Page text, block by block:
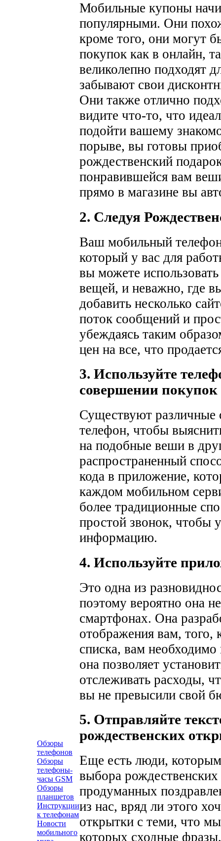
Обзоры
телефонов
Обзоры
телефоны-
часы GSM
Обзоры
планшетов
Инструкции
к телефонам
Новости
мобильного
Мобильные купоны
популярными. Они
кроме того, они могут
покупок как в онлайн,
великолепно подходят
забывают свои
Они также отлично
видите что-то, что
подойти вашему
порыве, вы готовы
рождественский
понравившейся вам
прямо в магазине вы
2. Следуя
Ваш мобильный
который у вас для
вы можете
вещей, и неважно, где
добавить несколько
поток сообщений и
убеждаясь таким
цен на все, что
3. Используйте
совершении покупок
Существуют различные
телефон, чтобы
на подобные веши в
распространенный
кода в приложение,
каждом мобильном
более традиционные
простой звонок, чтобы
информацию.
4. Используйте
Это одна из
поэтому вероятно она
смартфонах. Она
отображения вам, того,
списка, вам
она позволяет
отслеживать расходы,
вы не превысили свой
5. Отправляйте
рождественских
Еще есть люди, которым
выбора
продуманных
из нас, вряд ли этого
открытки с теми, что
которых сходные